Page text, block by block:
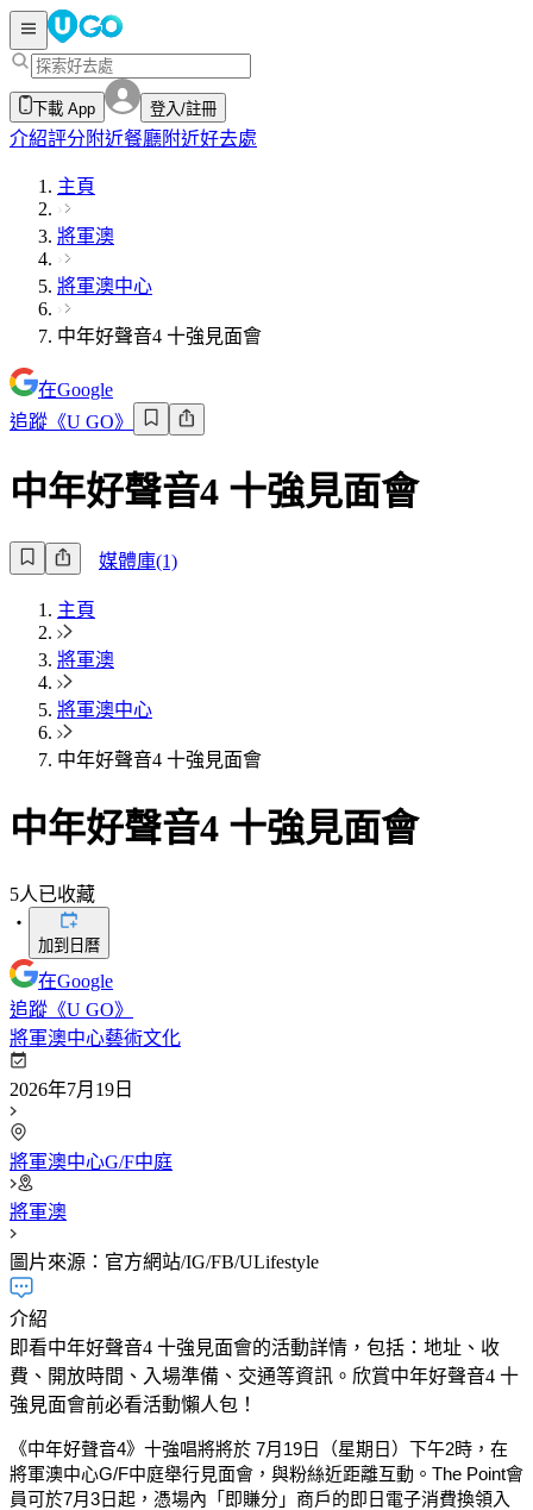
下載 App 登入/註冊
介紹評分 附近餐廳附近好去處
主頁
將軍澳
將軍澳中心
中年好聲音4 十強見面會
在Google
追蹤《U GO》
中年好聲音4 十強見面會
媒體庫(1)
主頁
將軍澳
將軍澳中心
中年好聲音4 十強見面會
中年好聲音4 十強見面會
5人已收藏
・
加到日曆
在Google
追蹤《U GO》
將軍澳中心藝術文化
2026年7月19日
將軍澳中心G/F中庭
將軍澳
圖片來源：官方網站/IG/FB/ULifestyle
介紹
即看中年好聲音4 十強見面會的活動詳情，包括：地址、收
費、開放時間、入場準備、交通等資訊。欣賞中年好聲音4 十
強見面會前必看活動懶人包！
《中年好聲音4》十強唱將將於 7月19日（星期日）下午2時 ，在
將軍澳中心G/F中庭舉行見面會，與粉絲近距離互動。The Point會
員可於7月3日起，憑場內「即賺分」商戶的即日電子消費換領入